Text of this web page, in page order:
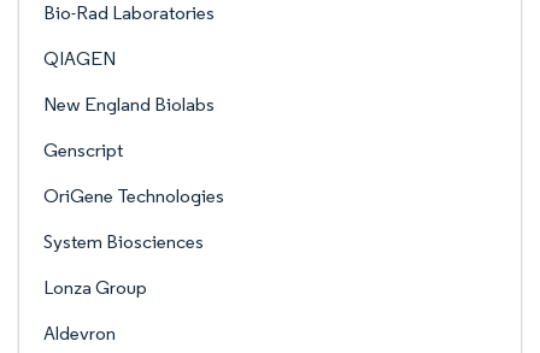
Bio-Rad Laboratories
QIAGEN
New England Biolabs
Genscript
OriGene Technologies
System Biosciences
Lonza Group
Aldevron